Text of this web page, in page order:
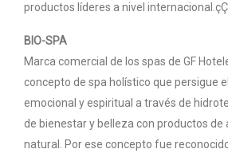
productos líderes a nivel internacional.çÇ
BIO-SPA
Marca comercial de los spas de GF
concepto de spa holístico que persigue
emocional y espiritual a través de
de bienestar y belleza con productos de
natural. Por ese concepto fue